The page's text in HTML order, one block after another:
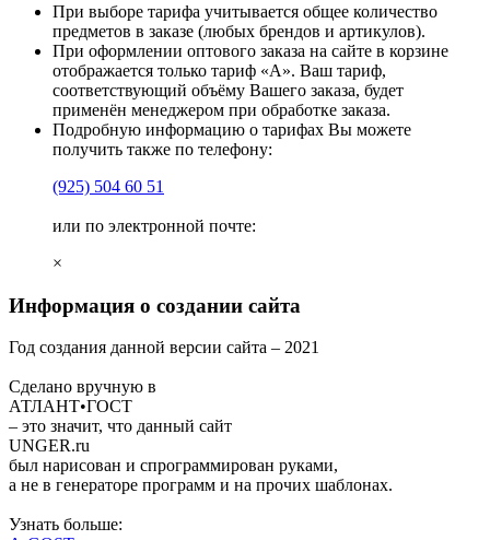
При выборе тарифа учитывается общее количество
предметов в заказе (любых брендов и артикулов).
При оформлении оптового заказа на сайте в корзине
отображается только тариф «А». Ваш тариф,
соответствующий объёму Вашего заказа, будет
применён менеджером при обработке заказа.
Подробную информацию о тарифах Вы можете
получить также по телефону:
(925) 504 60 51
или по электронной почте:
×
Информация о создании сайта
Год создания данной версии сайта – 2021
Сделано вручную в
АТЛАНТ•ГОСТ
– это значит, что данный сайт
UNGER.ru
был нарисован и спрограммирован руками,
а не в генераторе программ и на прочих шаблонах.
Узнать больше: